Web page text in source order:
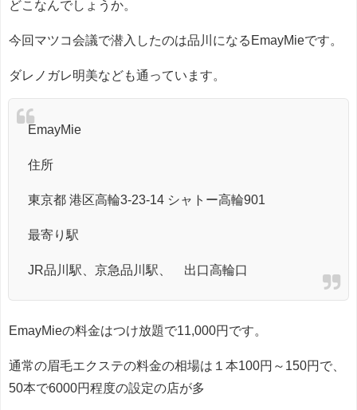
どこなんでしょうか。
今回マツコ会議で潜入したのは品川になるEmayMieです。
ダレノガレ明美なども通っています。
EmayMie
住所
東京都 港区高輪3-23-14 シャトー高輪901
最寄り駅
JR品川駅、京急品川駅、 出口高輪口
EmayMieの料金はつけ放題で11,000円です。
通常の眉毛エクステの料金の相場は１本100円～150円で、
50本で6000円程度の設定の店が多